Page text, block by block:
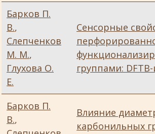
Барков П.
В.,
Слепченков
М. М.,
Глухова О.
Е.
Сенсорные
группами:
Барков П.
В.,
Влияние
карбонильных